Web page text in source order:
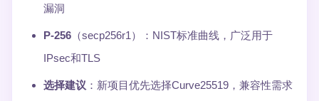
漏洞
P-256 （secp256r1）：NIST标准曲线，广泛用于
IPsec和TLS
选择建议 ：新项目优先选择Curve25519，兼容性需求